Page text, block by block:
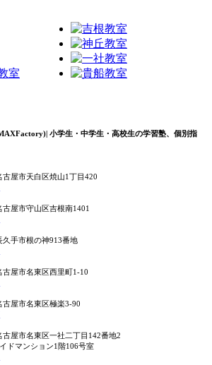
小学生・中学生・高校生の学習塾、個別指
屋市天白区焼山1丁目420
屋市守山区吉根南1401
久手市根の神913番地
屋市名東区西里町1-10
屋市名東区極楽3-90
屋市名東区一社二丁目142番地2
ドマンション1階106号室